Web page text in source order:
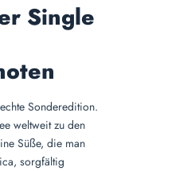
Single
Sonderedition.
weltweit zu den
Süße, die man
sorgfältig